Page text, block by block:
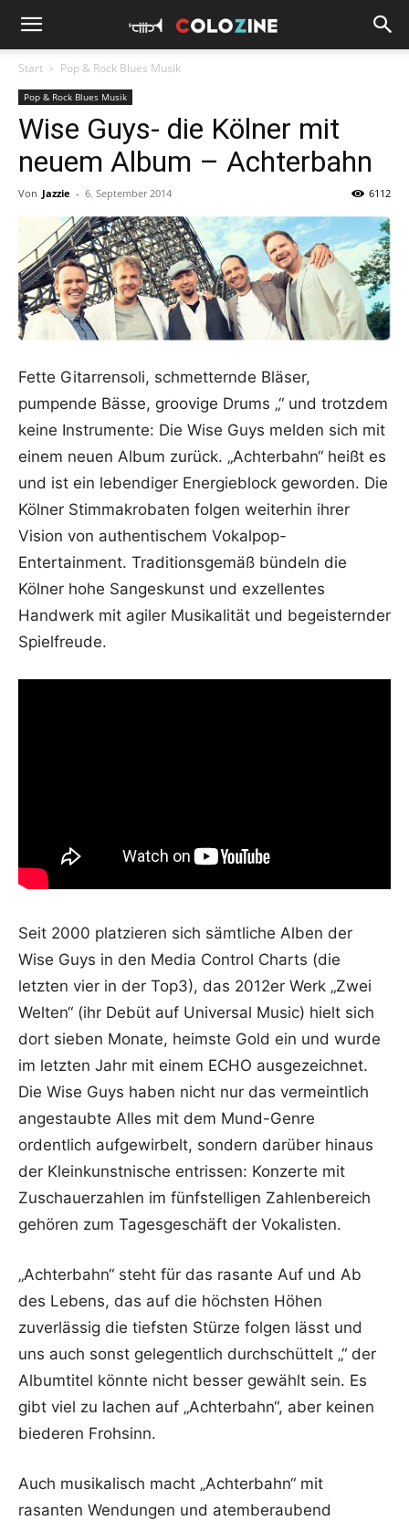
Start Pop & Rock Blues Musik
Pop & Rock Blues Musik
Wise Guys- die Kölner mit
neuem Album – Achterbahn
Von Jazzie - 6. September 2014 6112
Fette Gitarrensoli, schmetternde Bläser,
pumpende Bässe, groovige Drums „“ und trotzdem
keine Instrumente: Die Wise Guys melden sich mit
einem neuen Album zurück. „Achterbahn“ heißt es
und ist ein lebendiger Energieblock geworden. Die
Kölner Stimmakrobaten folgen weiterhin ihrer
Vision von authentischem Vokalpop-
Entertainment. Traditionsgemäß bündeln die
Kölner hohe Sangeskunst und exzellentes
Handwerk mit agiler Musikalität und begeisternder
Spielfreude.
Seit 2000 platzieren sich sämtliche Alben der
Wise Guys in den Media Control Charts (die
letzten vier in der Top3), das 2012er Werk „Zwei
Welten“ (ihr Debüt auf Universal Music) hielt sich
dort sieben Monate, heimste Gold ein und wurde
im letzten Jahr mit einem ECHO ausgezeichnet.
Die Wise Guys haben nicht nur das vermeintlich
angestaubte Alles mit dem Mund-Genre
ordentlich aufgewirbelt, sondern darüber hinaus
der Kleinkunstnische entrissen: Konzerte mit
Zuschauerzahlen im fünfstelligen Zahlenbereich
gehören zum Tagesgeschäft der Vokalisten.
„Achterbahn“ steht für das rasante Auf und Ab
des Lebens, das auf die höchsten Höhen
zuverlässig die tiefsten Stürze folgen lässt und
uns auch sonst gelegentlich durchschüttelt „“ der
Albumtitel könnte nicht besser gewählt sein. Es
gibt viel zu lachen auf „Achterbahn“, aber keinen
biederen Frohsinn.
Auch musikalisch macht „Achterbahn“ mit
rasanten Wendungen und atemberaubend